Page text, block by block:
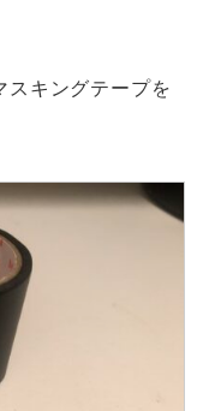
スキングテープを